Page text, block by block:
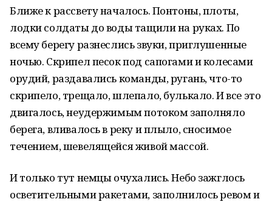
Ближе к рассвету началось. Понтоны, плоты,
лодки солдаты до воды тащили на руках. По
всему берегу разнеслись звуки, приглушенные
ночью. Скрипел песок под сапогами и колесами
орудий, раздавались команды, ругань, что-то
скрипело, трещало, шлепало, булькало. И все это
двигалось, неудержимым потоком заполняло
берега, вливалось в реку и плыло, сносимое
течением, шевелящейся живой массой.
И только тут немцы очухались. Небо зажглось
осветительными ракетами, заполнилось ревом и